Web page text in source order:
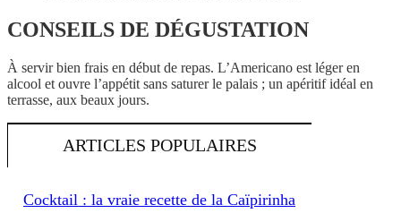
CONSEILS DE DÉGUSTATION
À servir bien frais en début de repas. L’Americano est léger en
alcool et ouvre l’appétit sans saturer le palais ; un apéritif idéal en
terrasse, aux beaux jours.
ARTICLES POPULAIRES
Cocktail : la vraie recette de la Caïpirinha